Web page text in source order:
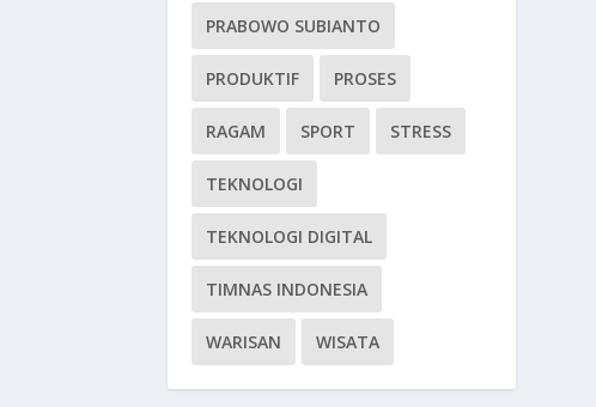
PRABOWO SUBIANTO
PRODUKTIF PROSES
RAGAM SPORT STRESS
TEKNOLOGI
TEKNOLOGI DIGITAL
TIMNAS INDONESIA
WARISAN WISATA